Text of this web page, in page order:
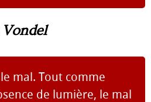
mal. Tout comme
de lumière, le mal